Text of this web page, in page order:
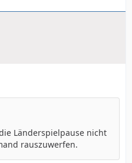
Länderspielpause nicht
rauszuwerfen.